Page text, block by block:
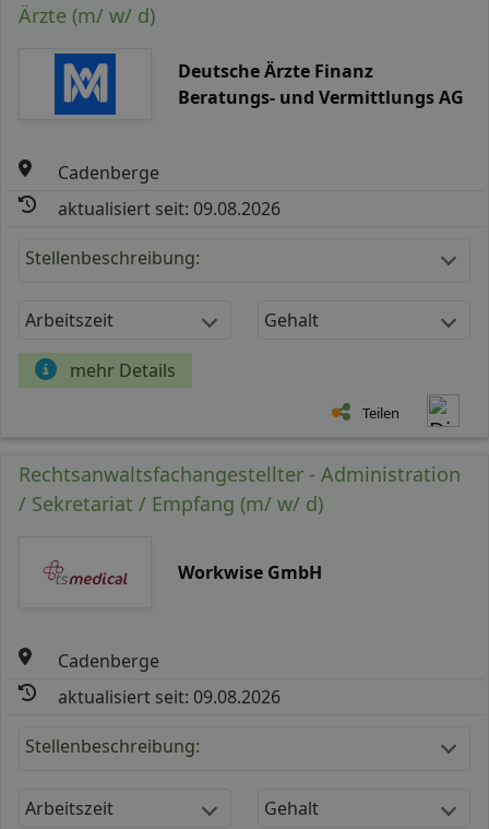
Ärzte (m/ w/ d)
Deutsche Ärzte Finanz
Beratungs- und Vermittlungs AG
Cadenberge
aktualisiert seit: 09.08.2026
Stellenbeschreibung:
Arbeitszeit Gehalt
mehr Details
Teilen
Rechtsanwaltsfachangestellter - Administration
/ Sekretariat / Empfang (m/ w/ d)
Workwise GmbH
Cadenberge
aktualisiert seit: 09.08.2026
Stellenbeschreibung:
Arbeitszeit Gehalt